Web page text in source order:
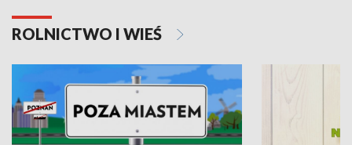
ROLNICTWO I WIEŚ